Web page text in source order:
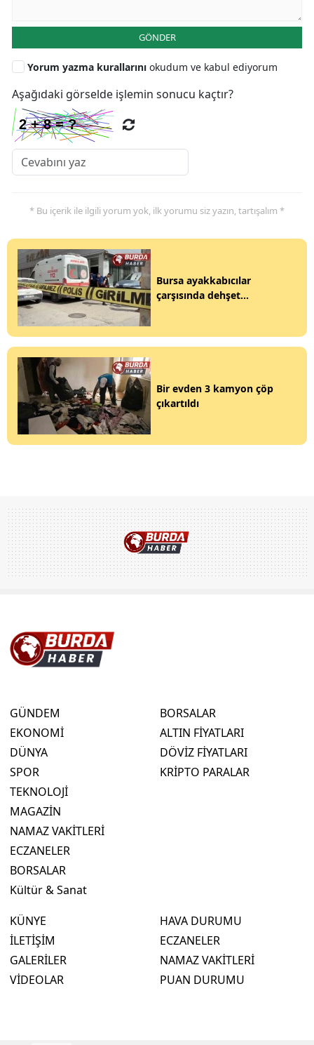
GÖNDER
Yorum yazma kurallarını okudum ve kabul ediyorum
Aşağıdaki görselde işlemin sonucu kaçtır?
* Bu içerik ile ilgili yorum yok, ilk yorumu siz yazın, tartışalım *
Bursa ayakkabıcılar
çarşısında dehşet...
Bir evden 3 kamyon çöp
çıkartıldı
GÜNDEM
EKONOMİ
DÜNYA
SPOR
TEKNOLOJİ
MAGAZİN
NAMAZ VAKİTLERİ
ECZANELER
BORSALAR
Kültür & Sanat
BORSALAR
ALTIN FİYATLARI
DÖVİZ FİYATLARI
KRİPTO PARALAR
KÜNYE
İLETİŞİM
GALERİLER
VİDEOLAR
HAVA DURUMU
ECZANELER
NAMAZ VAKİTLERİ
PUAN DURUMU